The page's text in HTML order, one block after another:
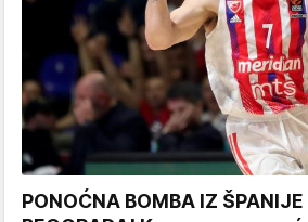
PONOĆNA BOMBA IZ